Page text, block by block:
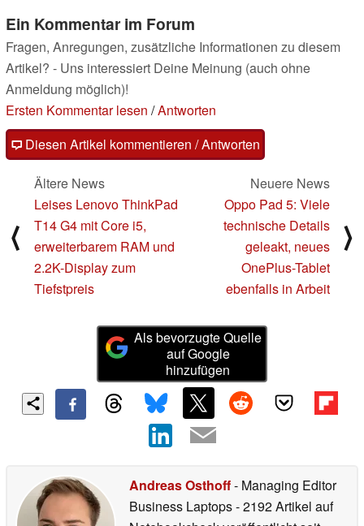
Ein Kommentar im Forum
Fragen, Anregungen, zusätzliche Informationen zu diesem
Artikel? - Uns interessiert Deine Meinung (auch ohne
Anmeldung möglich)!
Ersten Kommentar lesen /Antworten
Diesen Artikel kommentieren / Antworten
⟨
Ältere News
Leises Lenovo ThinkPad
T14 G4 mit Core i5,
erweiterbarem RAM und
2.2K-Display zum
Tiefstpreis
Neuere News
Oppo Pad 5: Viele
technische Details
geleakt, neues
OnePlus-Tablet
ebenfalls in Arbeit
⟩
Als bevorzugte Quelle
auf Google
hinzufügen
Andreas Osthoff- Managing Editor
Business Laptops- 2192 Artikel auf